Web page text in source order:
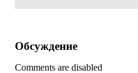
Обсуждение
Comments are disabled